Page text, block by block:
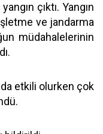
çıktı. Yangın
ve jandarma
müdahalelerinin
etkili olurken çok